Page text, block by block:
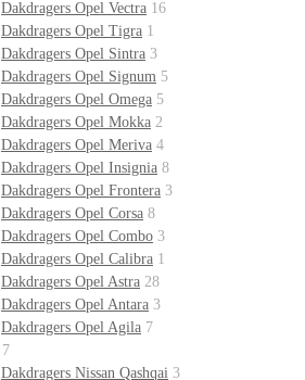
Dakdragers Opel Vectra 16
Dakdragers Opel Tigra 1
Dakdragers Opel Sintra 3
Dakdragers Opel Signum 5
Dakdragers Opel Omega 5
Dakdragers Opel Mokka 2
Dakdragers Opel Meriva 4
Dakdragers Opel Insignia 8
Dakdragers Opel Frontera 3
Dakdragers Opel Corsa 8
Dakdragers Opel Combo 3
Dakdragers Opel Calibra 1
Dakdragers Opel Astra 28
Dakdragers Opel Antara 3
Dakdragers Opel Agila 7
7
Dakdragers Nissan Qashqai 3